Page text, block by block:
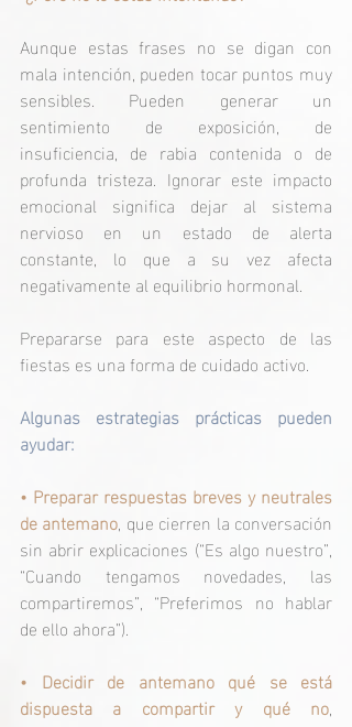
Aunque estas frases no se digan con
mala intención, pueden tocar puntos muy
sensibles. Pueden generar un
sentimiento de exposición, de
insuficiencia, de rabia contenida o de
profunda tristeza. Ignorar este impacto
emocional significa dejar al sistema
nervioso en un estado de alerta
constante, lo que a su vez afecta
negativamente al equilibrio hormonal.
Prepararse para este aspecto de las
fiestas es una forma de cuidado activo.
Algunas estrategias prácticas pueden
ayudar:
• Preparar respuestas breves y neutrales
de antemano, que cierren la conversación
sin abrir explicaciones (“Es algo nuestro”,
“Cuando tengamos novedades, las
compartiremos”, “Preferimos no hablar
de ello ahora”).
• Decidir de antemano qué se está
dispuesta a compartir y qué no,